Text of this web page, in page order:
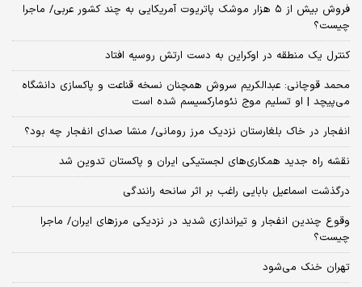
فروش بیش از ۵ هزار موشک پاتریوت آمریکایی به چند کشور عربی/ ماجرا
چیست؟
کنترل یک منطقه در اوکراین به دست ارتش روسیه افتاد
محمد قوچانی: عبدالکریم سروش همچنان نسخه قناعت و پاکسازی دانشگاه
می‌پیچد | او تسلیم موج نئومارکسیسم شده است
انفجار در خاک بلغارستان نزدیک مرز رومانی/ منشا صدای انفجار چه بود؟
نقشه راه جدید همکاری‌های لجستیکی ایران و پاکستان تدوین شد
درگذشت اسماعیل بابایی راغب بر اثر سانحه رانندگی
وقوع چندین انفجار و تیراندازی شدید در نزدیکی مرز‌های ایران/ ماجرا
چیست؟
تهران خنک می‌شود